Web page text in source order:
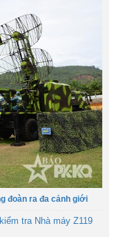
đoàn ra đa cảnh giới
tra Nhà máy Z119